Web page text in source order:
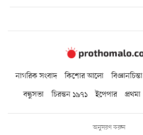
নাগরিক সংবাদ কিশোর আলো বিজ্ঞানচিন্তা
বন্ধুসভা
চিরন্তন ১৯৭১ ইপেপার প্রথমা
অনুসরণ করুন